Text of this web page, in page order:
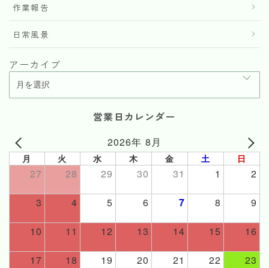
作業報告
日常風景
アーカイブ
営業日カレンダー
2026年 8月
月 火 水 木 金 土 日
27 28 29 30 31 1 2
3 4 5 6 7 8 9
10 11 12 13 14 15 16
17 18 19 20 21 22 23